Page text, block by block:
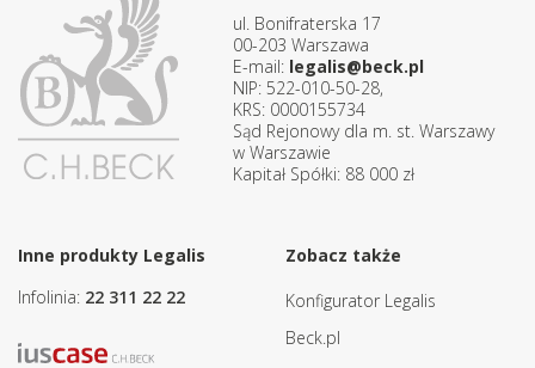
ul. Bonifraterska 17
00-203 Warszawa
E-mail: legalis@beck.pl
NIP: 522-010-50-28,
KRS: 0000155734
Sąd Rejonowy dla m. st. Warszawy
w Warszawie
Kapitał Spółki: 88 000 zł
Inne produkty Legalis
Infolinia: 22 311 22 22
Zobacz także
Konfigurator Legalis
Beck.pl